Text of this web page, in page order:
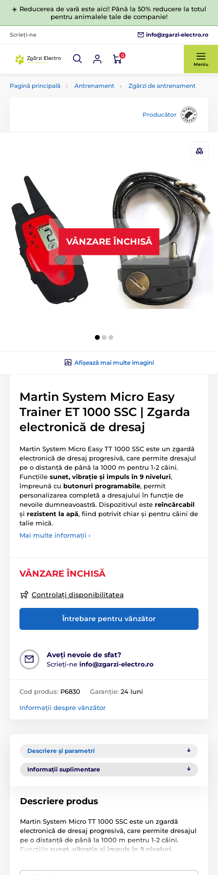
☀️ Reducerea de vară este aici! Până la 50% reducere la totul
pentru animalele tale de companie!
Scrieți-ne info@zgarzi-electro.ro
0
Meniu
Pagină principală Antrenament Zgărzi de antrenament
Producător
VÂNZARE ÎNCHISĂ
Afișează mai multe imagini
Martin System Micro Easy
Trainer ET 1000 SSC | Zgarda
electronică de dresaj
Martin System Micro Easy TT 1000 SSC este un zgardă
electronică de dresaj progresivă, care permite dresajul
pe o distanță de până la 1000 m pentru 1-2 câini.
Funcțiile sunet, vibrație și impuls în 9 niveluri,
împreună cu butonuri programabile, permit
personalizarea completă a dresajului în funcție de
nevoile dumneavoastră. Dispozitivul este reîncărcabil
și rezistent la apă, fiind potrivit chiar și pentru câini de
talie mică.
Mai multe informații ›
VÂNZARE ÎNCHISĂ
Controlați disponibilitatea
Întrebare pentru vânzător
Aveți nevoie de sfat?
Scrieți-ne info@zgarzi-electro.ro
Cod produs: P6830 Garanție: 24 luni
Informații despre vânzător
Descriere și parametri
Informații suplimentare
Descriere produs
Martin System Micro TT 1000 SSC este un zgardă
electronică de dresaj progresivă, care permite dresajul
pe o distanță de până la 1000 m pentru 1-2 câini.
Funcțiile sunet, vibrație și impuls în 9 niveluri